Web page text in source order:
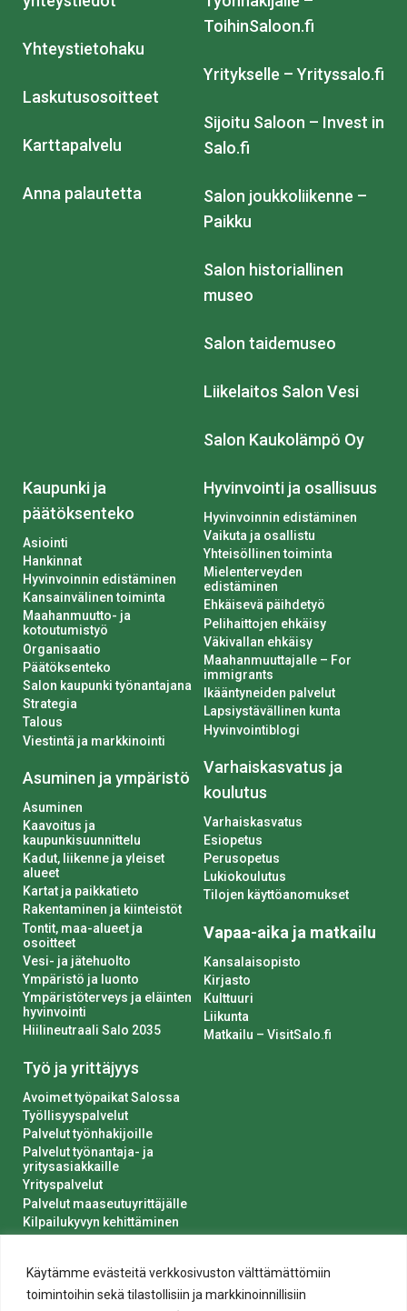
Käytämme evästeitä verkkosivuston välttämättömiin
toimintoihin sekä tilastollisiin ja markkinoinnillisiin
Yhteystietohaku
Laskutusosoitteet
Karttapalvelu
Anna palautetta
ToihinSaloon.fi
Yritykselle – Yrityssalo.fi
Sijoitu Saloon – Invest in
Salo.fi
Salon joukkoliikenne –
Paikku
Salon historiallinen
museo
Salon taidemuseo
Liikelaitos Salon Vesi
Salon Kaukolämpö Oy
Kaupunki ja
päätöksenteko
Asiointi
Hankinnat
Hyvinvoinnin edistäminen
Kansainvälinen toiminta
Maahanmuutto- ja
kotoutumistyö
Organisaatio
Päätöksenteko
Salon kaupunki työnantajana
Strategia
Talous
Viestintä ja markkinointi
Asuminen ja ympäristö
Asuminen
Kaavoitus ja
kaupunkisuunnittelu
Kadut, liikenne ja yleiset
alueet
Kartat ja paikkatieto
Rakentaminen ja kiinteistöt
Tontit, maa-alueet ja
osoitteet
Vesi- ja jätehuolto
Ympäristö ja luonto
Ympäristöterveys ja eläinten
hyvinvointi
Hiilineutraali Salo 2035
Työ ja yrittäjyys
Avoimet työpaikat Salossa
Työllisyyspalvelut
Palvelut työnhakijoille
Palvelut työnantaja- ja
yritysasiakkaille
Yrityspalvelut
Palvelut maaseutuyrittäjälle
Kilpailukyvyn kehittäminen
Hyvinvointi ja osallisuus
Hyvinvoinnin edistäminen
Vaikuta ja osallistu
Yhteisöllinen toiminta
Mielenterveyden
edistäminen
Ehkäisevä päihdetyö
Pelihaittojen ehkäisy
Väkivallan ehkäisy
Maahanmuuttajalle – For
immigrants
Ikääntyneiden palvelut
Lapsiystävällinen kunta
Hyvinvointiblogi
Varhaiskasvatus ja
koulutus
Varhaiskasvatus
Esiopetus
Perusopetus
Lukiokoulutus
Tilojen käyttöanomukset
Vapaa-aika ja matkailu
Kansalaisopisto
Kirjasto
Kulttuuri
Liikunta
Matkailu – VisitSalo.fi